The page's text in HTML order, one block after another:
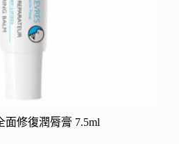
面修復潤脣膏 7.5ml